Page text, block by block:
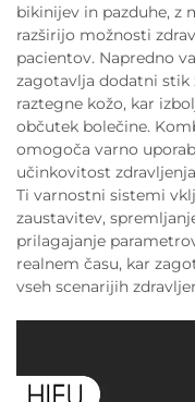
bikinijev in pazduhe, z
razširijo možnosti
pacientov. Napredno
zagotavlja dodatni stik
raztegne kožo, kar
občutek bolečine.
omogoča varno
učinkovitost
Ti varnostni sistemi
zaustavitev,
prilagajanje
realnem času, kar
vseh scenarijih